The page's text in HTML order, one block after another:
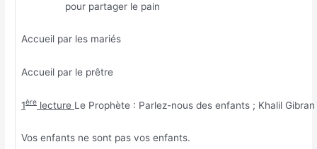
pour partager le pain
Accueil par les mariés
Accueil par le prêtre
1ère lecture Le Prophète : Parlez-nous des enfants ; Khalil Gibran
Vos enfants ne sont pas vos enfants.